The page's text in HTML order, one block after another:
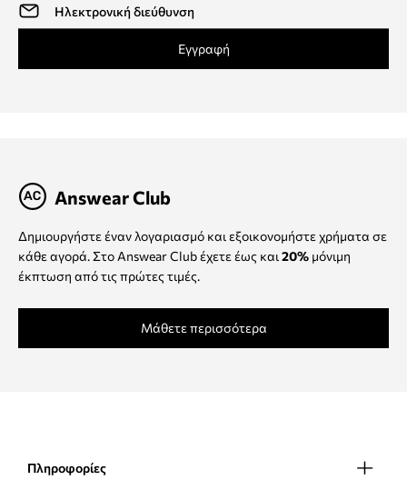
Εγγραφή
Answear Club
Δημιουργήστε έναν λογαριασμό και εξοικονομήστε χρήματα σε
κάθε αγορά. Στο Answear Club έχετε έως και 20% μόνιμη
έκπτωση από τις πρώτες τιμές.
Μάθετε περισσότερα
Πληροφορίες